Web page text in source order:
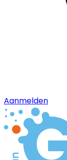
Aanmelden